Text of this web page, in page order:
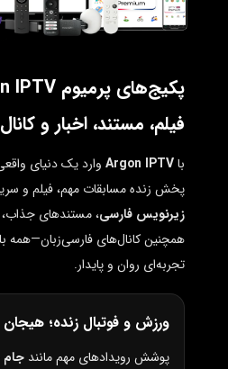
فیلم، مستند، اخبار و
باArgon IPTV وارد یک دنیای
پخش زنده مسابقات مهم، فیلم و
زیرنویس فارسی، مستندهای
همچنین کانال‌های فارسی‌زبان—همه
تجربه‌ای روان و پایدار.
ورزش و فوتبال زنده؛
پوشش رویدادهای مهم مانند جام